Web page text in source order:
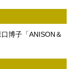
博子「ANISON＆